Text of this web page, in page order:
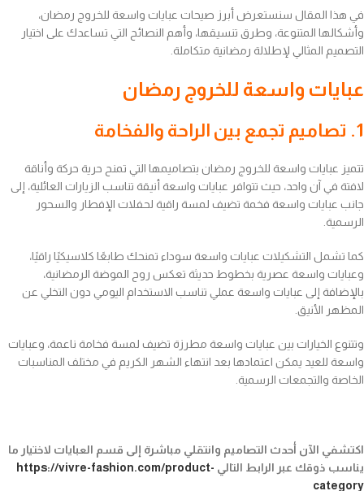
في هذا المقال سنستعرض أبرز صيحات عبايات واسعة للخروج رمضان،
وأشكالها المتنوعة، وطرق تنسيقها، وأهم النصائح التي تساعدك على اختيار
التصميم المثالي لإطلالة رمضانية متكاملة.
عبايات واسعة للخروج رمضان
1. تصاميم تجمع بين الراحة والفخامة
تتميز عبايات واسعة للخروج رمضان بتصاميمها التي تمنح حرية حركة وأناقة
لافتة في آن واحد، حيث تتوافر عبايات واسعة أنيقة تناسب الزيارات العائلية، إلى
جانب عبايات واسعة فخمة تضيف لمسة راقية لحفلات الإفطار والسحور
الرسمية.
كما تشمل التشكيلات عبايات واسعة سوداء تمنحك طابعًا كلاسيكيًا راقيًا،
وعبايات واسعة عصرية بخطوط حديثة تعكس روح الموضة الرمضانية،
بالإضافة إلى عبايات واسعة عملي تناسب الاستخدام اليومي دون التخلي عن
المظهر الأنيق.
وتتنوع الخيارات بين عبايات واسعة مطرزة تضيف لمسة فخامة ناعمة، وعبايات
واسعة للعيد يمكن اعتمادها بعد انتهاء الشهر الكريم في مختلف المناسبات
الخاصة والتجمعات الرسمية.
اكتشفي الآن أحدث التصاميم وانتقلي مباشرة إلى قسم العبايات لاختيار ما
يناسب ذوقك عبر الرابط التالي https://vivre-fashion.com/product-
category